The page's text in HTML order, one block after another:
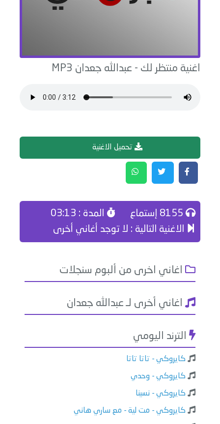
اغنية منتظر لك - عبدالله جعدان
تحميل الاغنية
المدة : 03:13
الاغنية التالية : لا توجد أغاني أخرى
اغاني اخرى من ألبوم سنجلات
اغاني أخرى لـ عبدالله جعدان
الترند اليومي
كايروكي - تاتا تاتا
كايروكي - وحدي
كايروكي - نسينا
كايروكي - مت لية - مع ساري هاني